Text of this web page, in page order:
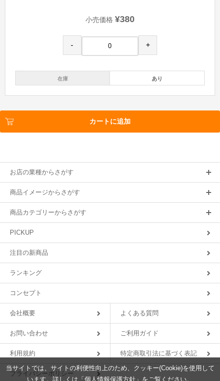
小売価格 ¥380
- +
在庫 あり
カートに追加
お店の業種からさがす
商品イメージからさがす
商品カテゴリーからさがす
PICKUP
注目の新商品
ランキング
コンセプト
会社概要 よくある質問
お問い合わせ ご利用ガイド
利用規約 特定商取引法に基づく表記
プライバシーポリシー
当サイトでは、サイトの利便性向上のため、クッキー(Cookie)を使用して
います。詳しくは「 個人情報保護方針 」をご覧ください。